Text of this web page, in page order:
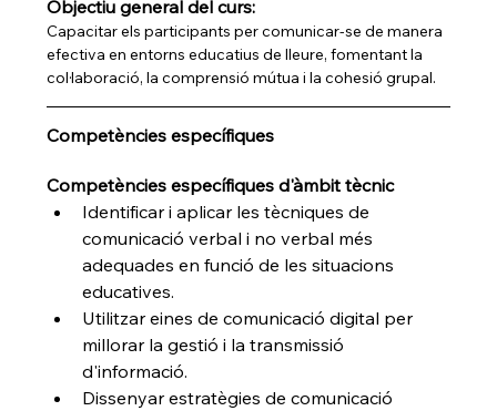
Objectiu general del curs:
Capacitar els participants per comunicar-se de manera
efectiva en entorns educatius de lleure, fomentant la
col·laboració, la comprensió mútua i la cohesió grupal.
Competències específiques
Competències específiques d'àmbit tècnic
Identificar i aplicar les tècniques de
comunicació verbal i no verbal més
adequades en funció de les situacions
educatives.
Utilitzar eines de comunicació digital per
millorar la gestió i la transmissió
d'informació.
Dissenyar estratègies de comunicació